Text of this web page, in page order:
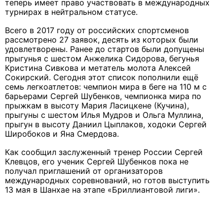
теперь имеет право участвовать в международных
турнирах в нейтральном статусе.
Всего в 2017 году от российских спортсменов
рассмотрено 27 заявок, десять из которых были
удовлетворены. Ранее до стартов были допущены
прыгунья с шестом Анжелика Сидорова, бегунья
Кристина Сивкова и метатель молота Алексей
Сокирский. Сегодня этот список пополнили ещё
семь легкоатлетов: чемпион мира в беге на 110 м с
барьерами Сергей Шубенков, чемпионка мира по
прыжкам в высоту Мария Ласицкене (Кучина),
прыгуны с шестом Илья Мудров и Ольга Муллина,
прыгун в высоту Даниил Цыплаков, ходоки Сергей
Широбоков и Яна Смердова.
Как сообщил заслуженный тренер России Сергей
Клевцов, его ученик Сергей Шубенков пока не
получал приглашений от организаторов
международных соревнований, но готов выступить
13 мая в Шанхае на этапе «Бриллиантовой лиги».